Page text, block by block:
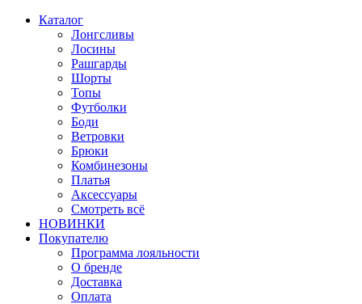
Каталог
Лонгсливы
Лосины
Рашгарды
Шорты
Топы
Футболки
Боди
Ветровки
Брюки
Комбинезоны
Платья
Аксессуары
Смотреть всё
НОВИНКИ
Покупателю
Программа лояльности
О бренде
Доставка
Оплата